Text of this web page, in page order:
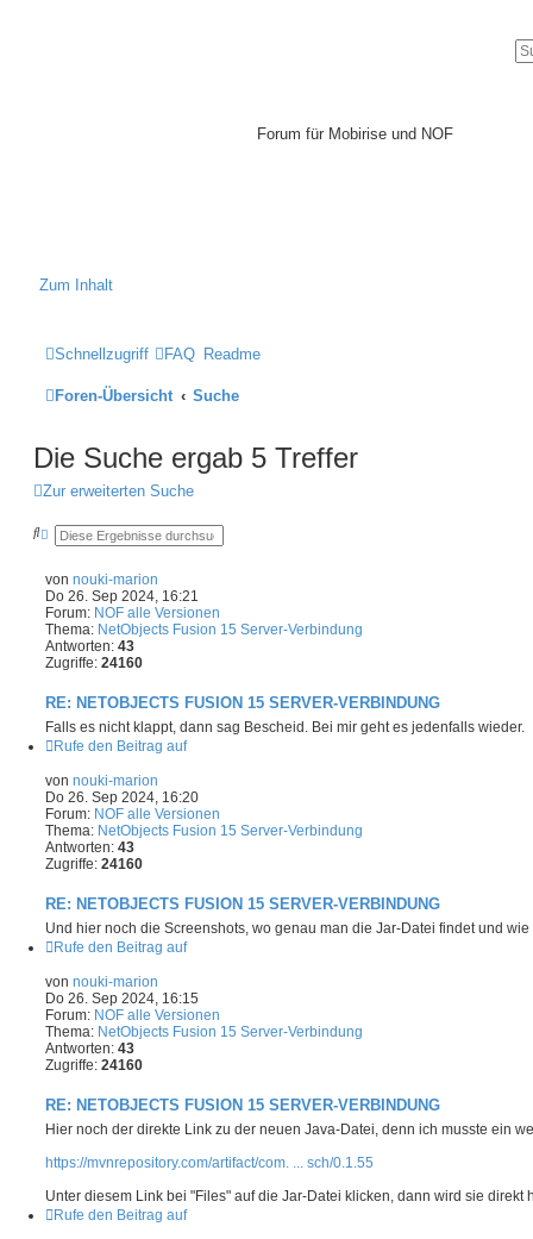
Forum für Mobirise und NOF
Zum Inhalt
Schnellzugriff FAQ Readme
Foren-Übersicht Suche
Die Suche ergab 5 Treffer
Zur erweiterten Suche
S
h
E
e
i
t
e
t
e
c
e
von nouki-marion
Do 26. Sep 2024, 16:21
Forum: NOF alle Versionen
Thema: NetObjects Fusion 15 Server-Verbindung
Antworten: 43
Zugriffe: 24160
RE: NETOBJECTS FUSION 15 SERVER-VERBINDUNG
Falls es nicht klappt, dann sag Bescheid. Bei mir geht es jedenfalls wieder.
Rufe den Beitrag auf
von nouki-marion
Do 26. Sep 2024, 16:20
Forum: NOF alle Versionen
Thema: NetObjects Fusion 15 Server-Verbindung
Antworten: 43
Zugriffe: 24160
RE: NETOBJECTS FUSION 15 SERVER-VERBINDUNG
Und hier noch die Screenshots, wo genau man die Jar-Datei findet und
Rufe den Beitrag auf
von nouki-marion
Do 26. Sep 2024, 16:15
Forum: NOF alle Versionen
Thema: NetObjects Fusion 15 Server-Verbindung
Antworten: 43
Zugriffe: 24160
RE: NETOBJECTS FUSION 15 SERVER-VERBINDUNG
Hier noch der direkte Link zu der neuen Java-Datei, denn ich musste ein
https://mvnrepository.com/artifact/com. ... sch/0.1.55
Unter diesem Link bei "Files" auf die Jar-Datei klicken, dann wird sie direkt
Rufe den Beitrag auf